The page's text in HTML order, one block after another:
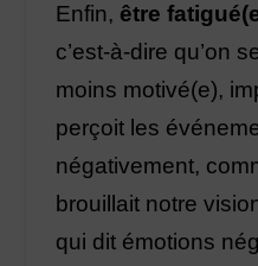
Enfin, être
c’est-à-dire qu’on
moins motivé(e),
perçoit les
négativement,
brouillait notre
qui dit émotions